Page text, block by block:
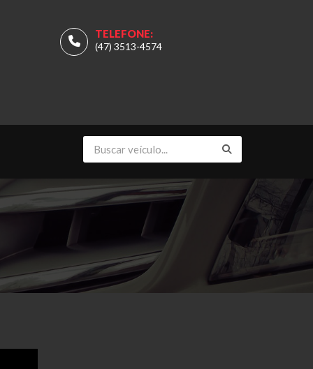
TELEFONE:
(47) 3513-4574